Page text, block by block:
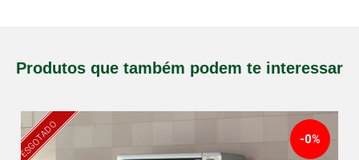
Produtos que também podem te interessar
ESGOTADO -0%